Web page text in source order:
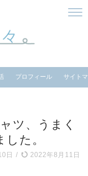
プロフィール サイト
ツ、うまく
た。
日 / 2022年8月11日